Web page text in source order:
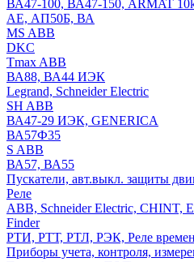
ВА47-100, ВА47-150, ARMAT
АЕ, АП50Б, ВА
MS ABB
DKC
Tmax ABB
ВА88, ВА44 ИЭК
Legrand, Schneider Electric
SH ABB
ВА47-29 ИЭК, GENERICA
ВА57Ф35
S ABB
ВА57, ВА55
Пускатели, авт.выкл. защиты
Реле
ABB, Schneider Electric, CHINT,
Finder
РТИ, РТТ, РТЛ, РЭК, Реле
Приборы учета, контроля,